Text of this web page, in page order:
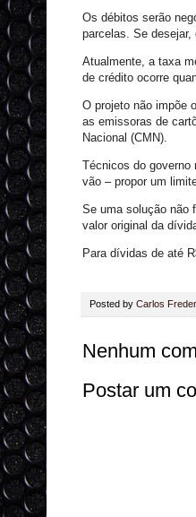
Os débitos serão
parcelas. Se desejar,
Atualmente, a taxa
de crédito ocorre
O projeto não impõe
as emissoras de
Nacional (CMN).
Técnicos do governo
vão – propor um
Se uma solução não
valor original da
Para dívidas de até
Posted by Carlos
Nenhum
Postar um